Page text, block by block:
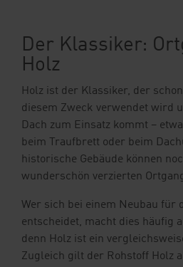
Der Klassiker:
Holz
Holz ist der Klassiker, der
diesem Zweck verwendet wird
Dach zum Einsatz kommt –
beim Traufbrett oder beim
historische Gebäude können
wunderschön verzierten
Wer sich bei einem Neubau für
entscheidet, macht dies häufig
denn Holz ist ein
Zugleich gilt der Rohstoff Holz